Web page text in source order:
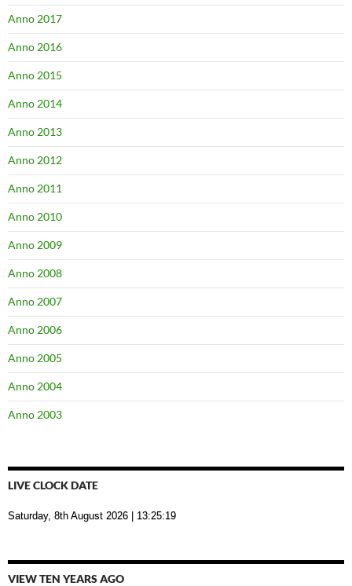
Anno 2017
Anno 2016
Anno 2015
Anno 2014
Anno 2013
Anno 2012
Anno 2011
Anno 2010
Anno 2009
Anno 2008
Anno 2007
Anno 2006
Anno 2005
Anno 2004
Anno 2003
LIVE CLOCK DATE
Saturday, 8th August 2026 | 13:25:20
VIEW TEN YEARS AGO